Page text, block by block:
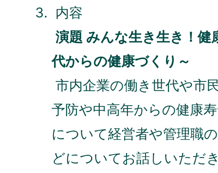
内容
演題 みんな生き生き！健
代からの健康づくり～
市内企業の働き世代や市
予防や中高年からの健康
について経営者や管理職
どについてお話しいただ